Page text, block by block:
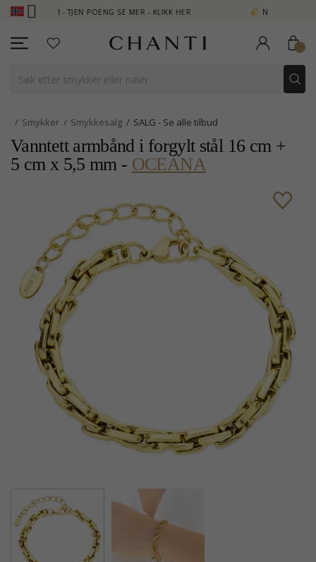
- TJEN POENG SE MER - KLIKK HER NEW COLLECTION | AURA
Smykker Smykkesalg SALG - Se alle tilbud
Vanntett armbånd i forgylt stål 16 cm +
5 cm x 5,5 mm - OCEANA